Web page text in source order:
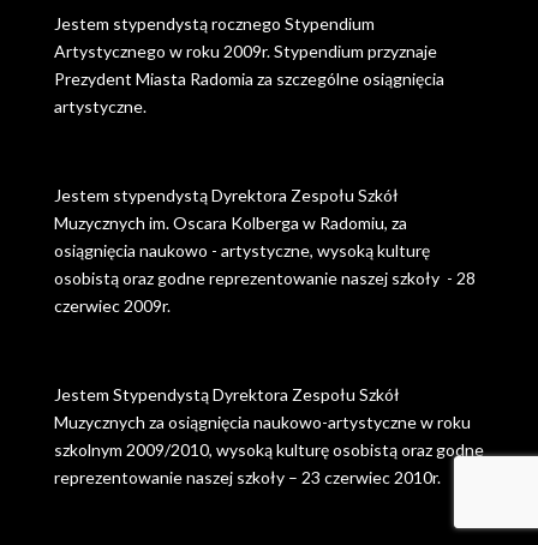
Jestem stypendystą rocznego Stypendium
Artystycznego w roku 2009r. Stypendium przyznaje
Prezydent Miasta Radomia za szczególne osiągnięcia
artystyczne.
Jestem stypendystą Dyrektora Zespołu Szkół
Muzycznych im. Oscara Kolberga w Radomiu, za
osiągnięcia naukowo - artystyczne, wysoką kulturę
osobistą oraz godne reprezentowanie naszej szkoły - 28
czerwiec 2009r.
Jestem Stypendystą Dyrektora Zespołu Szkół
Muzycznych za osiągnięcia naukowo-artystyczne w roku
szkolnym 2009/2010, wysoką kulturę osobistą oraz godne
reprezentowanie naszej szkoły – 23 czerwiec 2010r.